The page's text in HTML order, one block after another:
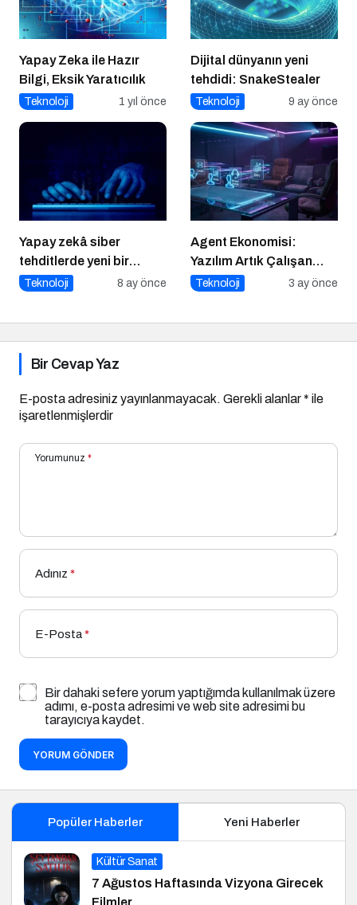
Yapay Zeka ile Hazır
Bilgi, Eksik Yaratıcılık
Teknoloji 1 yıl önce
Dijital dünyanın yeni
tehdidi: SnakeStealer
Teknoloji 9 ay önce
Yapay zekâ siber
tehditlerde yeni bir
dönemi başlatıyor
Teknoloji 8 ay önce
Agent Ekonomisi:
Yazılım Artık Çalışan
Gibi ‘Görev’ Alıyor
Teknoloji 3 ay önce
Bir Cevap Yaz
E-posta adresiniz yayınlanmayacak. Gerekli alanlar* ile
işaretlenmişlerdir
Yorumunuz *
Adınız *
E-Posta*
Bir dahaki sefere yorum yaptığımda kullanılmak üzere
adımı, e-posta adresimi ve web site adresimi bu
tarayıcıya kaydet.
YORUM GÖNDER
Popüler Haberler Yeni Haberler
Kültür Sanat
7 Ağustos Haftasında Vizyona Girecek
Filmler